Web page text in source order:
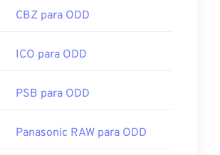
CBZ para ODD
ICO para ODD
PSB para ODD
Panasonic RAW para ODD